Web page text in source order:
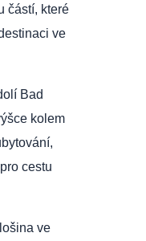
částí, které
ve
Bad
kolem
cestu
ve